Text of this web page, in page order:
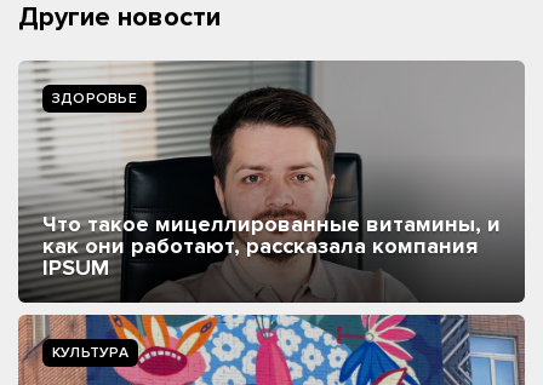
Другие новости
ЗДОРОВЬЕ
Что такое мицеллированные витамины, и
как они работают, рассказала компания
IPSUM
КУЛЬТУРА